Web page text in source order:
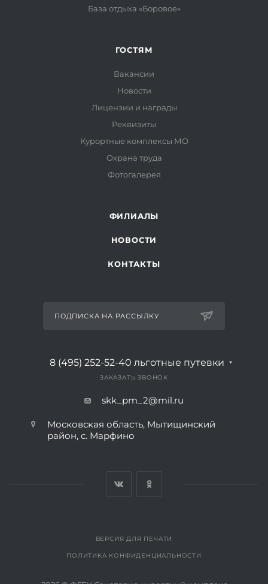
База отдыха «Боровое»
ГОСТЯМ
Вакансии
Новости
Лицензии и награды
Реквизиты
Курортные комплексы МО
Охрана труда
Фотогалерея
ФИЛИАЛЫ
НОВОСТИ
КОНТАКТЫ
ПОДПИСКА НА РАССЫЛКУ
8 (495) 252-52-40 льготные путевки
ЗАКАЗАТЬ ЗВОНОК
skk_pm_2@mil.ru
Московская область, Мытищинский
район, с. Марфино
ВЕРСИЯ ДЛЯ ПЕЧАТИ
ПОЛИТИКА КОНФИДЕНЦИАЛЬНОСТИ